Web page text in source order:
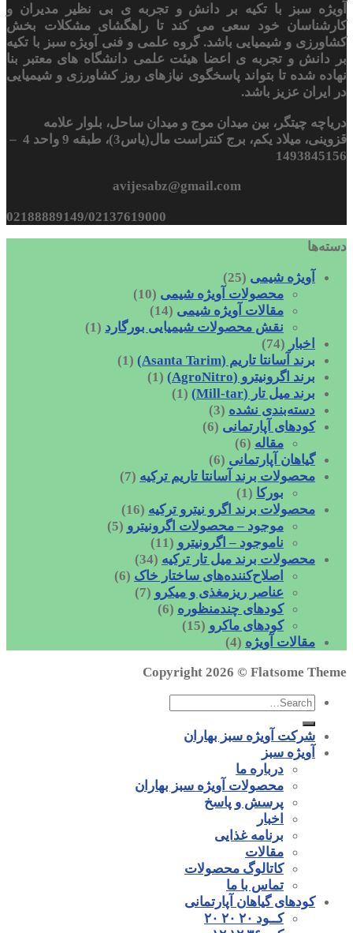
آویژه سبز با تکیه بر دانش و تجربه ی بی نظیر مدیران و
کارشناسان خود سعی می کند تا راهگشای مشکلات بخش
کشاورزی و شیمیایی باشد. گروه علمی و فنی آویژه سبز با تکیه
بر دانش و تجربه ی اعضا هیئت علمی دانشگاه های معتبر بنا
نهاده شده تا بتواند پاسخگوی نیازهای روز کشاورزی و شیمیایی
در ایران عزیز باشد.
دریاچه چیتگر، بین میدان موج و میدان ساحل، بلوار علامه
قزوینی، میلاد یکم، برج کنتراست مال(یاس3)، طبقه 9 واحد 4 –
1493845156
avijesabz@gmail.com
02188889149/02137619000
دسته‌ها
آویژه شیمی (25)
محصولات آویژه شیمی (10)
مقالات آویژه شیمی (14)
نقش محصولات شیمیایی بورگارد (1)
اخبار (74)
برند آسانتا تاریم (Asanta Tarim)
(1)
برند اگرونیترو (AgroNitro)
(1)
برند میل تار (Mill-tar)
(1)
دسته‌بندی نشده (3)
کودهای آپارتمانی (6)
مقاله (6)
گیاهان آپارتمانی (6)
محصولات برند آسانتا تاریم ترکیه (7)
بورکا (1)
محصولات برند اگرو نیترو ترکیه (16)
موجود – محصولات اگرونیترو (5)
ناموجود – اگرونیترو (11)
محصولات برند میل تار ترکیه (34)
اصلاح‌کننده‌های ساختار خاک (6)
عناصر ریزمغذی و میکرو (7)
کودهای چندمنظوره (6)
کودهای ماکرو (15)
مقالات آویژه (4)
Copyright 2026 © Flatsome Theme
شرکت آویژه سبز بهاران
آویژه سبز
درباره ما
محصولات آویژه سبز بهاران
پرسش و پاسخ
اخبار
برنامه غذایی
مقالات
کاتالوگ محصولات
تماس با ما
کودهای گیاهان آپارتمانی
کــود ۲۰ ۲۰ ۲۰